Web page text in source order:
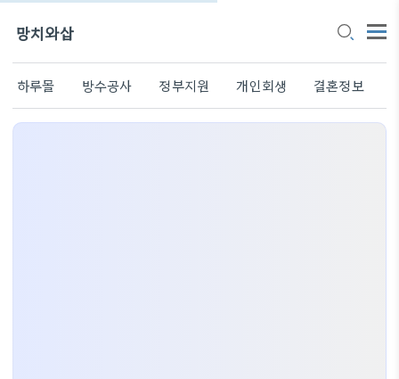
망치와삽
하루몰 방수공사 정부지원 개인회생 결혼정보